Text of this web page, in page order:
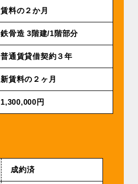
賃料の２か月
鉄⾻造 3階建/1階部分
普通賃貸借契約３年
新賃料の２ヶ月
1,300,000円
成約済